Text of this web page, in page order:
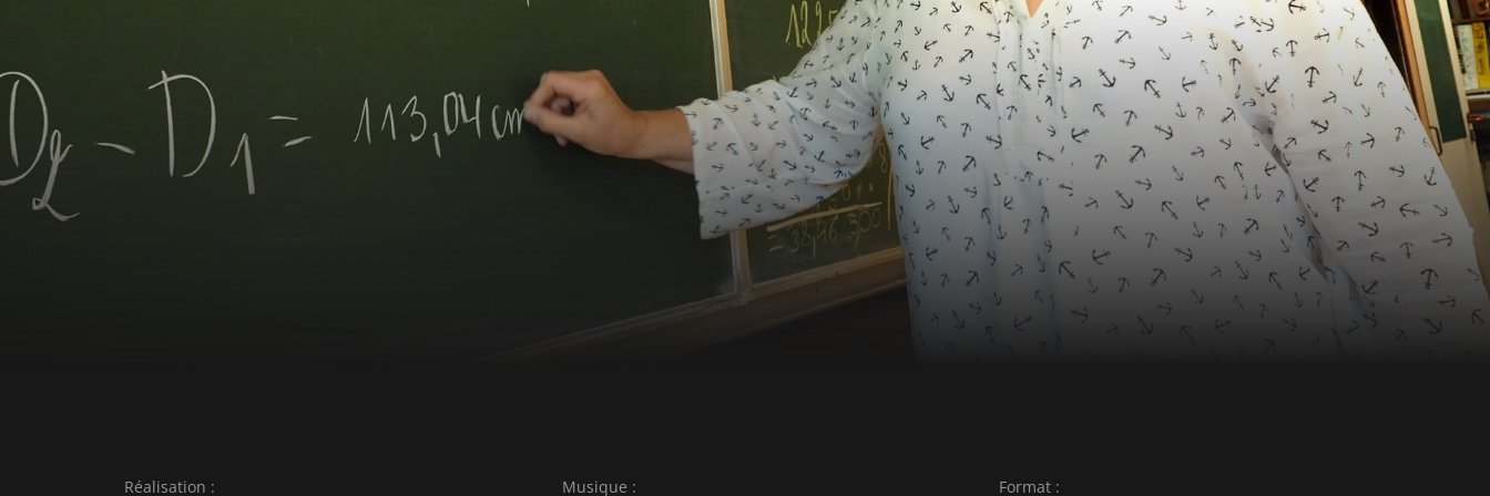
révèle surtout leurs espoirs et leur vision du futur. Il capte la
dessine un sens du bonheur possible, au sein de l’école et de la
société.
Réalisation : Musique : Format :